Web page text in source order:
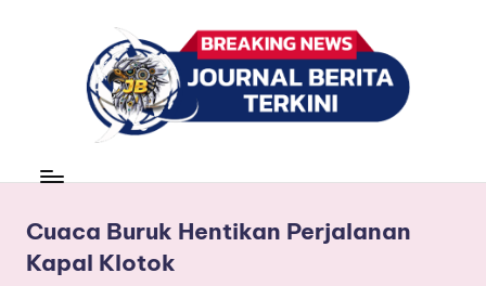
r
n
news
Cuaca Buruk Hentikan Perjalanan
Kapal Klotok